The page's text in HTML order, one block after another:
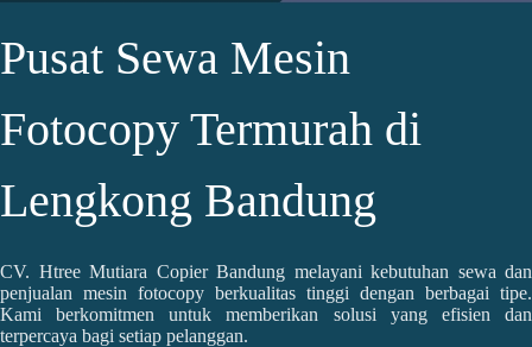
Pusat Sewa Mesin
Fotocopy Termurah di
Lengkong Bandung
CV. Htree Mutiara Copier Bandung melayani kebutuhan sewa dan
penjualan mesin fotocopy berkualitas tinggi dengan berbagai tipe.
Kami berkomitmen untuk memberikan solusi yang efisien dan
terpercaya bagi setiap pelanggan.